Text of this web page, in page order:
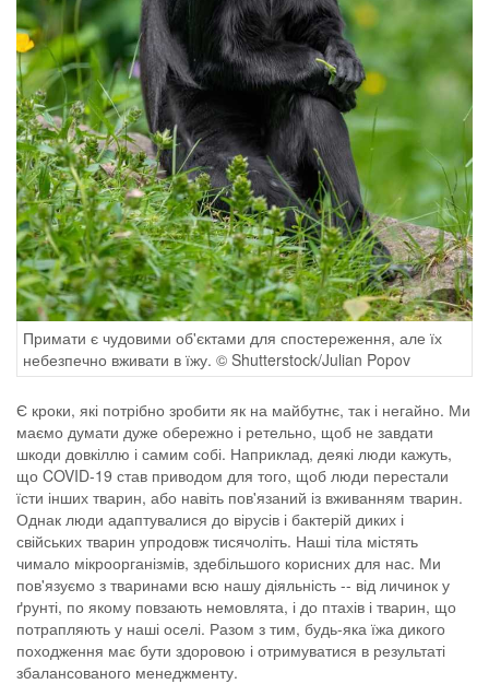
Примати є чудовими об'єктами для спостереження, але їх
небезпечно вживати в їжу. © Shutterstock/Julian Popov
Є кроки, які потрібно зробити як на майбутнє, так і негайно. Ми
маємо думати дуже обережно і ретельно, щоб не завдати
шкоди довкіллю і самим собі. Наприклад, деякі люди кажуть,
що COVID-19 став приводом для того, щоб люди перестали
їсти інших тварин, або навіть пов'язаний із вживанням тварин.
Однак люди адаптувалися до вірусів і бактерій диких і
свійських тварин упродовж тисячоліть. Наші тіла містять
чимало мікроорганізмів, здебільшого корисних для нас. Ми
пов'язуємо з тваринами всю нашу діяльність -- від личинок у
ґрунті, по якому повзають немовлята, і до птахів і тварин, що
потрапляють у наші оселі. Разом з тим, будь-яка їжа дикого
походження має бути здоровою і отримуватися в результаті
збалансованого менеджменту.